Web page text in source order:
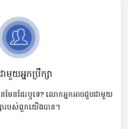
មួយអ្នកប្រឹក្សា
ែនដែរឬទេ? លោកអ្នកអាចជួបជាមួយ
សារបស់ពួកយើងបាន។